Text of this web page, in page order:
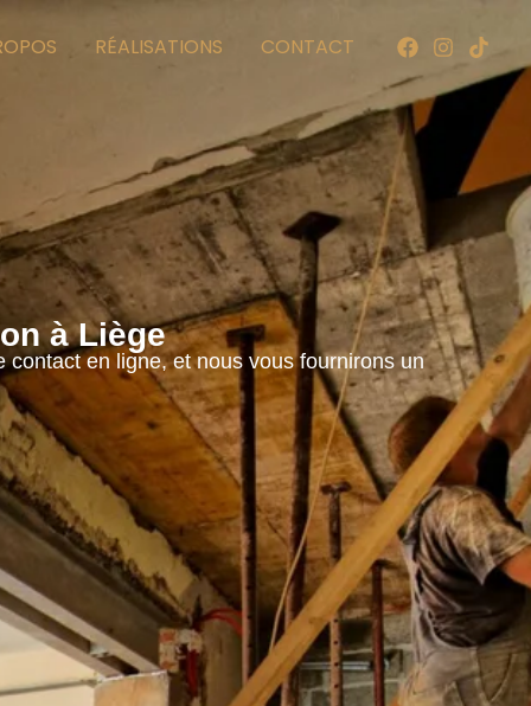
RÉALISATIONS CONTACT
à Liège
en ligne, et nous vous fournirons un